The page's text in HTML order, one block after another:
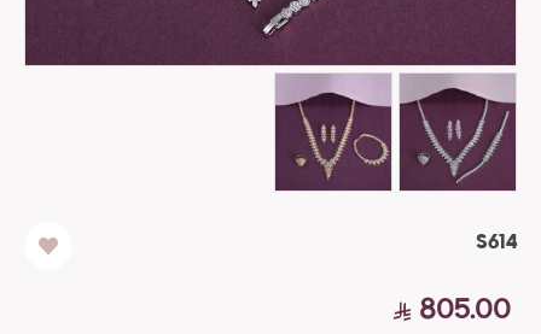
S614
805.00